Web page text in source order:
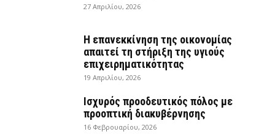
27 Απριλίου, 2026
Η επανεκκίνηση της οικονομίας
απαιτεί τη στήριξη της υγιούς
επιχειρηματικότητας
19 Απριλίου, 2026
Ισχυρός προοδευτικός πόλος με
προοπτική διακυβέρνησης
16 Φεβρουαρίου, 2026